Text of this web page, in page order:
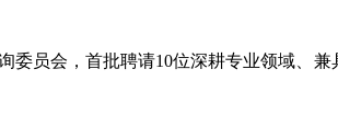
员会，首批聘请10位深耕专业领域、